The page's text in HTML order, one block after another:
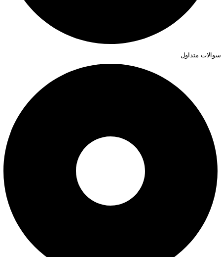
سوالات متداول